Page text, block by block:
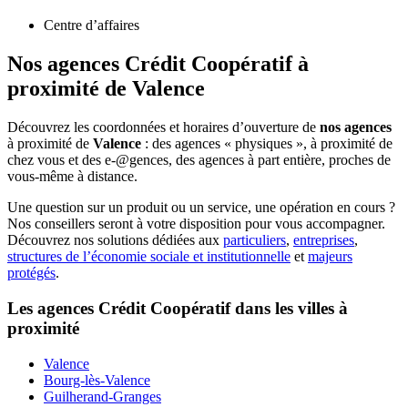
Centre d’affaires
Nos agences Crédit Coopératifà
proximité de Valence
Découvrez les coordonnées et horaires d’ouverture de nos agences
à proximité de Valence : des agences « physiques », à proximité de
chez vous et des e-@gences, des agences à part entière, proches de
vous-même à distance.
Une question sur un produit ou un service, une opération en cours ?
Nos conseillers seront à votre disposition pour vous accompagner.
Découvrez nos solutions dédiées aux particuliers, entreprises,
structures de l’économie sociale et institutionnelle et majeurs
protégés.
Les agences Crédit Coopératif dans les villes à
proximité
Valence
Bourg-lès-Valence
Guilherand-Granges